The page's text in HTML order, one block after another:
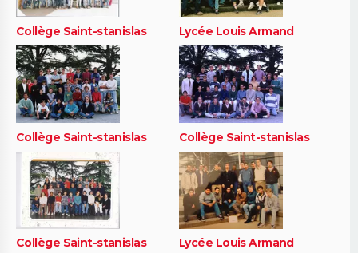
Collège Saint-stanislas Lycée Louis Armand
Collège Saint-stanislas Collège Saint-stanislas
Collège Saint-stanislas Lycée Louis Armand